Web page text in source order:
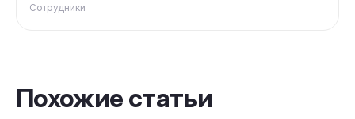
Сотрудники
Похожие статьи